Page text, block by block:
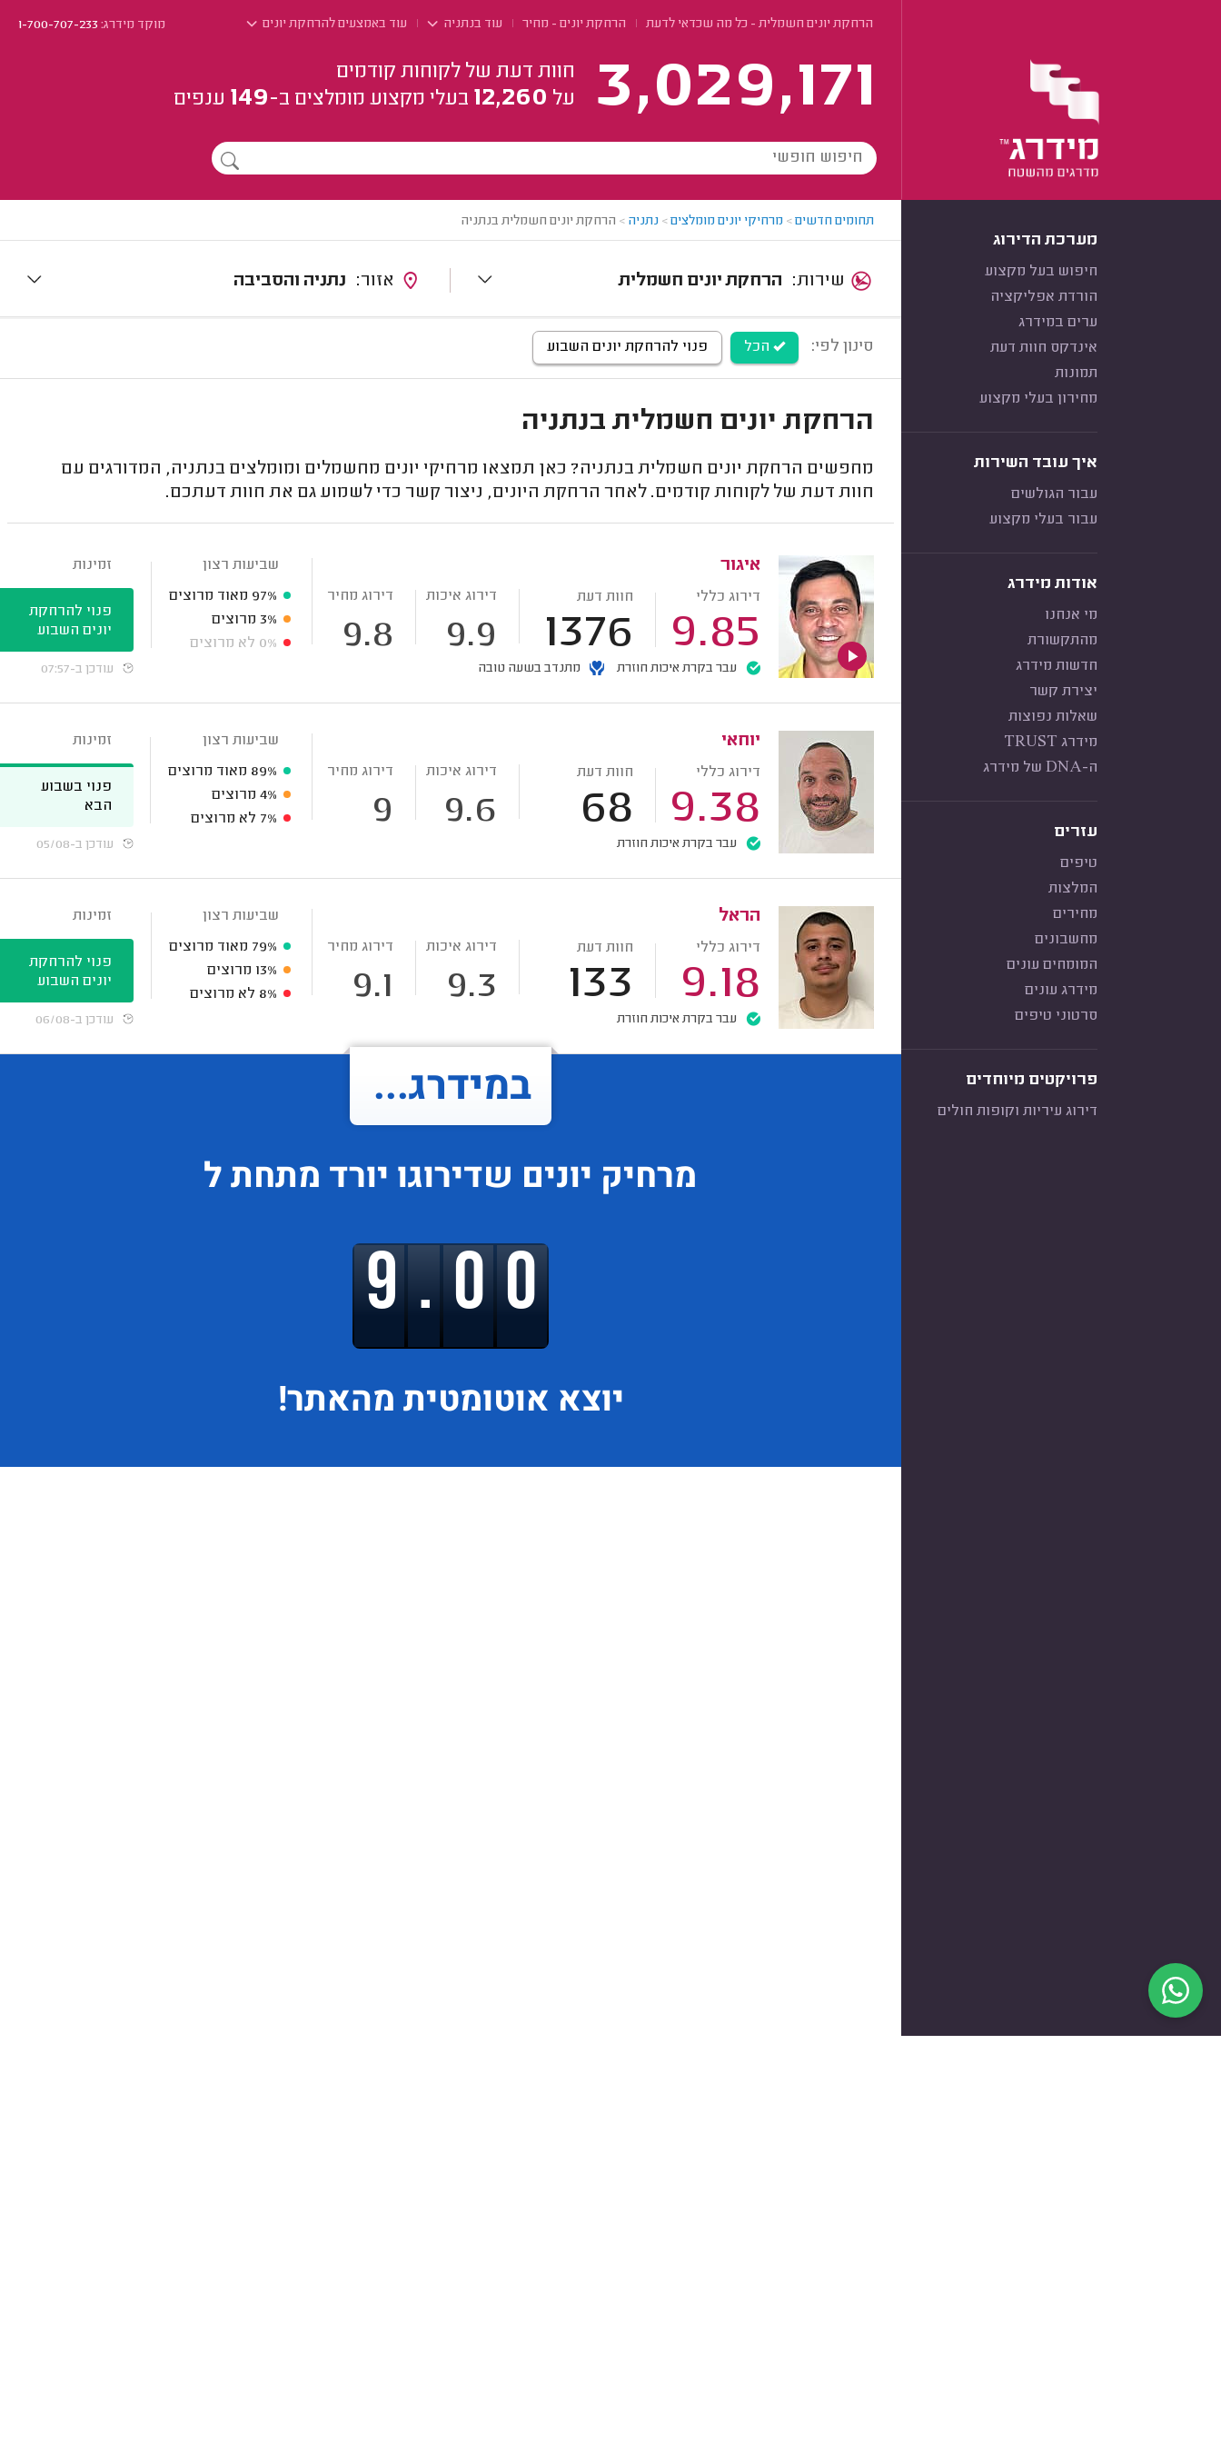
הרחקת יונים חשמלית - כל מה שכדאי לדעת הרחקת יונים - מחיר עוד בנתניה עוד באמצעים להרחקת יונים מוקד מידרג:1-700-707-233
3,029,171
חוות דעת של לקוחות קודמים
על 12,260 בעלי מקצוע מומלצים ב-149 ענפים
מערכת הדירוג
חיפוש בעל מקצוע
הורדת אפליקציה
ערים במידרג
אינדקס חוות דעת
תמונות
מחירון בעלי מקצוע
איך עובד השירות
עבור הגולשים
עבור בעלי מקצוע
אודות מידרג
מי אנחנו
מהתקשורת
חדשות מידרג
יצירת קשר
שאלות נפוצות
מידרג TRUST
ה-DNA של מידרג
עזרים
טיפים
המלצות
מחירים
מחשבונים
המומחים עונים
מידרג עונים
סרטוני טיפים
פרויקטים מיוחדים
דירוג עיריות וקופות חולים
תחומים חדשים> מרחיקי יונים מומלצים> נתניה > הרחקת יונים חשמלית בנתניה
הרחקת יונים חשמלית נתניה והסביבה
סינון לפי: הכל פנוי להרחקת יונים השבוע
הרחקת יונים חשמלית בנתניה
מחפשים הרחקת יונים חשמלית בנתניה? כאן תמצאו מרחיקי יונים מחשמלים ומומלצים בנתניה, המדורגים עם
חוות דעת של לקוחות קודמים. לאחר הרחקת היונים, ניצור קשר כדי לשמוע גם את חוות דעתכם.
איגור
דירוג כללי
9.85
חוות דעת
1376
דירוג איכות
9.9
דירוג מחיר
9.8
עבר בקרת איכות חוזרת מתנדב בשעה טובה
שביעות רצון
97% מאוד מרוצים
3% מרוצים
0% לא מרוצים
זמינות
פנוי להרחקת
יונים השבוע
עודכן ב-07:57
יוחאי
דירוג כללי
9.38
חוות דעת
68
דירוג איכות
9.6
דירוג מחיר
9
עבר בקרת איכות חוזרת
שביעות רצון
89% מאוד מרוצים
4% מרוצים
7% לא מרוצים
זמינות
פנוי בשבוע
הבא
עודכן ב-05/08
הראל
דירוג כללי
9.18
חוות דעת
133
דירוג איכות
9.3
דירוג מחיר
9.1
עבר בקרת איכות חוזרת
שביעות רצון
79% מאוד מרוצים
13% מרוצים
8% לא מרוצים
זמינות
פנוי להרחקת
יונים השבוע
עודכן ב-06/08
במידרג...
מרחיק יונים שדירוגו יורד מתחת ל
9.00
יוצא אוטומטית מהאתר!